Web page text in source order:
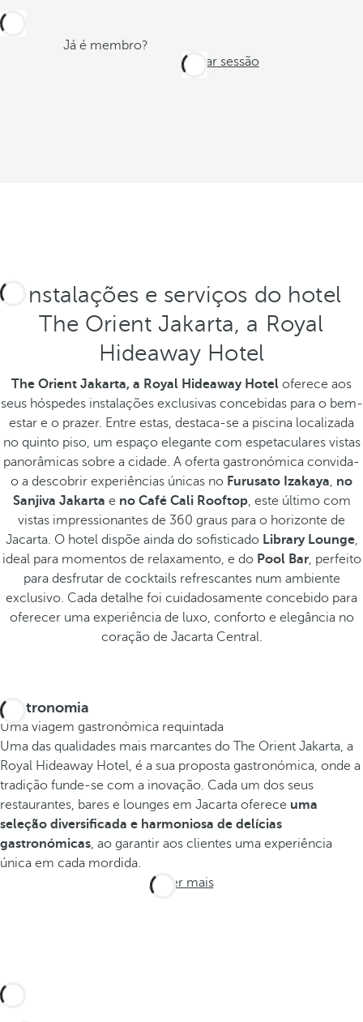
Já é membro?
Iniciar sessão
Instalações e serviços do hotel
The Orient Jakarta, a Royal
Hideaway Hotel
The Orient Jakarta, a Royal Hideaway Hotel oferece aos
seus hóspedes instalações exclusivas concebidas para o bem-
estar e o prazer. Entre estas, destaca-se a piscina localizada
no quinto piso, um espaço elegante com espetaculares vistas
panorâmicas sobre a cidade. A oferta gastronómica convida-
o a descobrir experiências únicas no Furusato Izakaya, no
Sanjiva Jakarta e no Café Cali Rooftop, este último com
vistas impressionantes de 360 graus para o horizonte de
Jacarta. O hotel dispõe ainda do sofisticado Library Lounge,
ideal para momentos de relaxamento, e do Pool Bar, perfeito
para desfrutar de cocktails refrescantes num ambiente
exclusivo. Cada detalhe foi cuidadosamente concebido para
oferecer uma experiência de luxo, conforto e elegância no
coração de Jacarta Central.
Gastronomia
Uma viagem gastronómica requintada
Uma das qualidades mais marcantes do The Orient Jakarta, a
Royal Hideaway Hotel, é a sua proposta gastronómica, onde a
tradição funde-se com a inovação. Cada um dos seus
restaurantes, bares e lounges em Jacarta oferece uma
seleção diversificada e harmoniosa de delícias
gastronómicas, ao garantir aos clientes uma experiência
única em cada mordida.
Saber mais